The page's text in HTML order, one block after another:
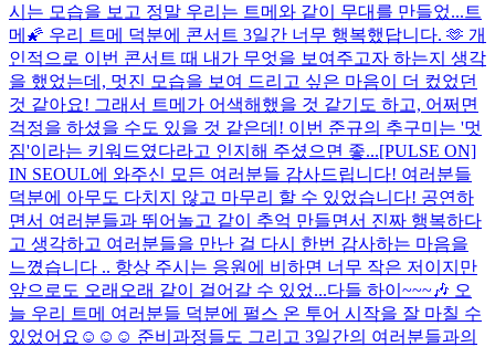
시는 모습을 보고 정말 우리는 트메와 같이 무대를 만들었... 트
메🌠 우리 트메 덕분에 콘서트 3일간 너무 행복했답니다. 🫶 개
인적으로 이번 콘서트 때 내가 무엇을 보여주고자 하는지 생각
을 했었는데, 멋진 모습을 보여 드리고 싶은 마음이 더 컸었던
것 같아요! 그래서 트메가 어색해했을 것 같기도 하고, 어쩌면
걱정을 하셨을 수도 있을 것 같은데! 이번 준규의 추구미는 '멋
짐'이라는 키워드였다라고 인지해 주셨으면 좋...[PULSE ON]
IN SEOUL에 와주신 모든 여러분들 감사드립니다! 여러분들
덕분에 아무도 다치지 않고 마무리 할 수 있었습니다! 공연하
면서 여러분들과 뛰어놀고 같이 추억 만들면서 진짜 행복하다
고 생각하고 여러분들을 만난 걸 다시 한번 감사하는 마음을
느꼈습니다 .. 항상 주시는 응원에 비하면 너무 작은 저이지만
앞으로도 오래오래 같이 걸어갈 수 있었...다들 하이~~~🎶 오
늘 우리 트메 여러분들 덕분에 펄스 온 투어 시작을 잘 마칠 수
있었어요☺️☺️☺️ 준비과정들도 그리고 3일간의 여러분들과의